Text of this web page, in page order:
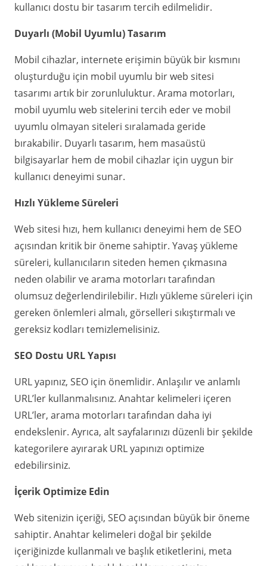
kullanıcı dostu bir tasarım tercih edilmelidir.
Duyarlı (Mobil Uyumlu) Tasarım
Mobil cihazlar, internete erişimin büyük bir kısmını
oluşturduğu için mobil uyumlu bir web sitesi
tasarımı artık bir zorunluluktur. Arama motorları,
mobil uyumlu web sitelerini tercih eder ve mobil
uyumlu olmayan siteleri sıralamada geride
bırakabilir. Duyarlı tasarım, hem masaüstü
bilgisayarlar hem de mobil cihazlar için uygun bir
kullanıcı deneyimi sunar.
Hızlı Yükleme Süreleri
Web sitesi hızı, hem kullanıcı deneyimi hem de SEO
açısından kritik bir öneme sahiptir. Yavaş yükleme
süreleri, kullanıcıların siteden hemen çıkmasına
neden olabilir ve arama motorları tarafından
olumsuz değerlendirilebilir. Hızlı yükleme süreleri için
gereken önlemleri almalı, görselleri sıkıştırmalı ve
gereksiz kodları temizlemelisiniz.
SEO Dostu URL Yapısı
URL yapınız, SEO için önemlidir. Anlaşılır ve anlamlı
URL’ler kullanmalısınız. Anahtar kelimeleri içeren
URL’ler, arama motorları tarafından daha iyi
endekslenir. Ayrıca, alt sayfalarınızı düzenli bir şekilde
kategorilere ayırarak URL yapınızı optimize
edebilirsiniz.
İçerik Optimize Edin
Web sitenizin içeriği, SEO açısından büyük bir öneme
sahiptir. Anahtar kelimeleri doğal bir şekilde
içeriğinizde kullanmalı ve başlık etiketlerini, meta